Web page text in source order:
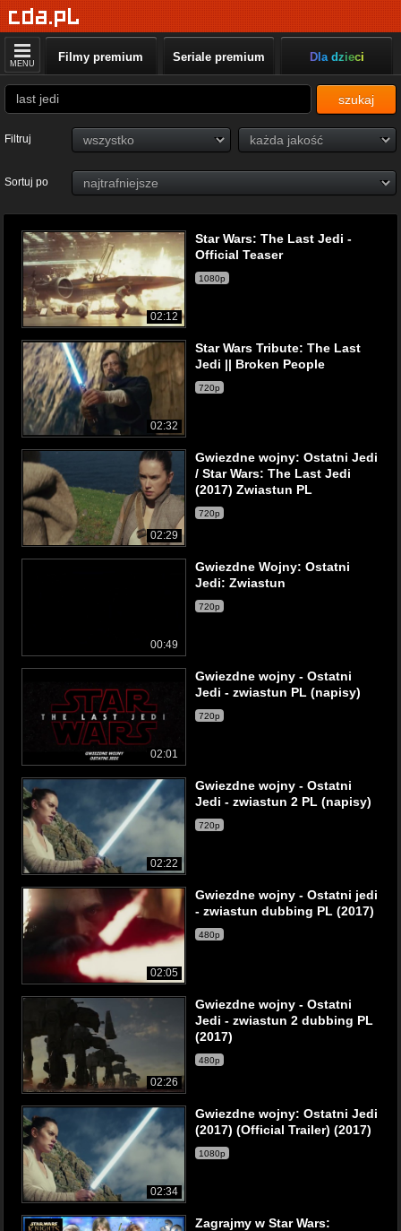
MENU Filmy premium Seriale premium Dla dzieci
szukaj
Filtruj
Sortuj po
02:12
Star Wars: The Last Jedi -
Official Teaser
1080p
02:32
Star Wars Tribute: The Last
Jedi || Broken People
720p
02:29
Gwiezdne wojny: Ostatni Jedi
/ Star Wars: The Last Jedi
(2017) Zwiastun PL
720p
00:49
Gwiezdne Wojny: Ostatni
Jedi: Zwiastun
720p
02:01
Gwiezdne wojny - Ostatni
Jedi - zwiastun PL (napisy)
720p
02:22
Gwiezdne wojny - Ostatni
Jedi - zwiastun 2 PL (napisy)
720p
02:05
Gwiezdne wojny - Ostatni jedi
- zwiastun dubbing PL (2017)
480p
02:26
Gwiezdne wojny - Ostatni
Jedi - zwiastun 2 dubbing PL
(2017)
480p
02:34
Gwiezdne wojny: Ostatni Jedi
(2017) (Official Trailer) (2017)
1080p
Zagrajmy w Star Wars: